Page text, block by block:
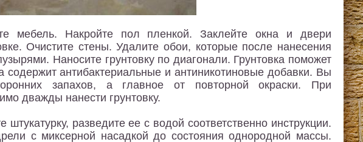
мебель. Накройте пол пленкой. Заклейте окна и двери
Очистите стены. Удалите обои, которые после нанесения
Наносите грунтовку по диагонали. Грунтовка поможет
содержит антибактериальные и антиникотиновые добавки. Вы
запахов, а главное от повторной окраски. При
дважды нанести грунтовку.
штукатурку, разведите ее с водой соответственно инструкции.
с миксерной насадкой до состояния однородной массы.